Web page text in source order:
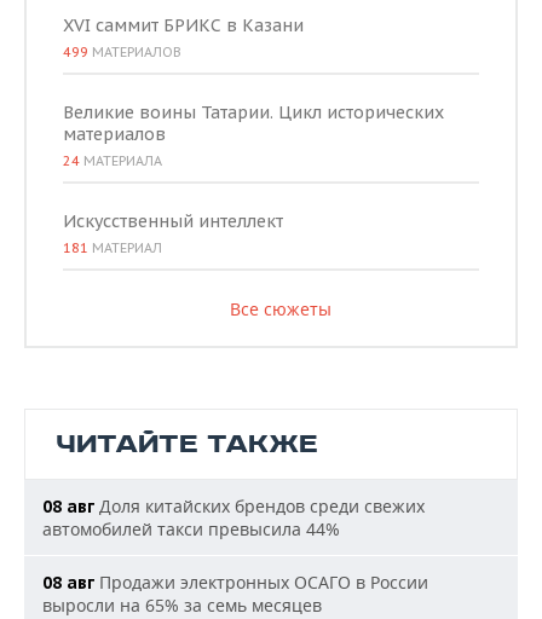
XVI саммит БРИКС в Казани
499 МАТЕРИАЛОВ
Великие воины Татарии. Цикл исторических
материалов
24 МАТЕРИАЛА
Искусственный интеллект
181 МАТЕРИАЛ
Все сюжеты
ЧИТАЙТЕ ТАКЖЕ
08 авг Доля китайских брендов среди свежих
автомобилей такси превысила 44%
08 авг Продажи электронных ОСАГО в России
выросли на 65% за семь месяцев